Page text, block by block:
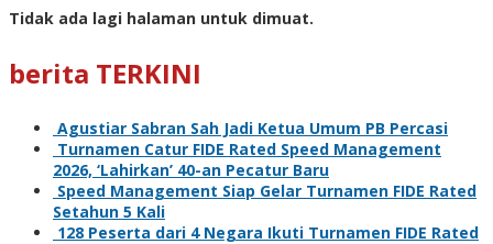
Tidak ada lagi halaman untuk dimuat.
berita TERKINI
Agustiar Sabran Sah Jadi Ketua Umum PB Percasi
Turnamen Catur FIDE Rated Speed Management
2026, ‘Lahirkan’ 40-an Pecatur Baru
Speed Management Siap Gelar Turnamen FIDE Rated
Setahun 5 Kali
128 Peserta dari 4 Negara Ikuti Turnamen FIDE Rated